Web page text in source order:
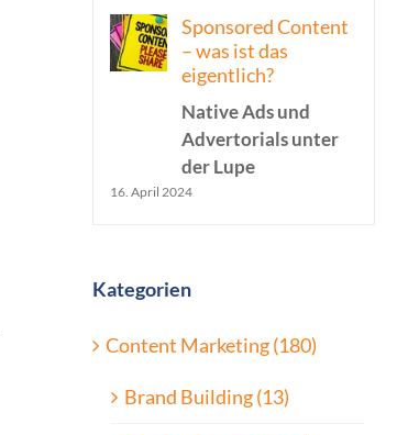
Sponsored Content
– was ist das
eigentlich?
Native Ads und
Advertorials unter
der Lupe
16. April 2024
Kategorien
Content Marketing (180)
Brand Building (13)